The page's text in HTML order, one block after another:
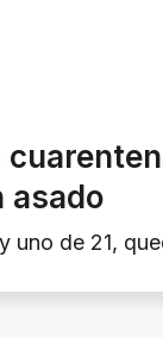
asado
uno de 21,